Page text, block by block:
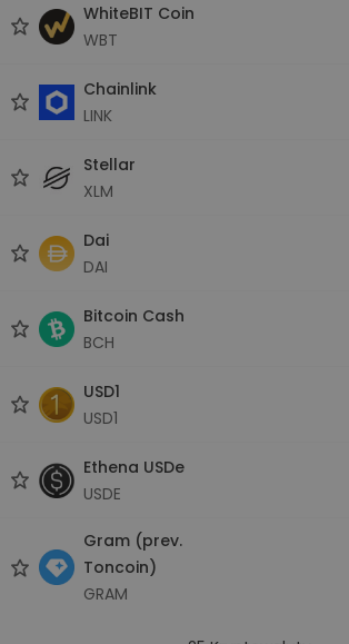
WhiteBIT Coin
WBT
Chainlink
LINK
Stellar
XLM
Dai
DAI
Bitcoin Cash
BCH
USD1
USD1
Ethena USDe
USDE
Gram (prev.
Toncoin)
GRAM